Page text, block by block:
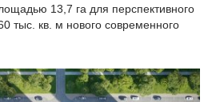
13,7 га для перспективного
тыс. кв. м нового современного